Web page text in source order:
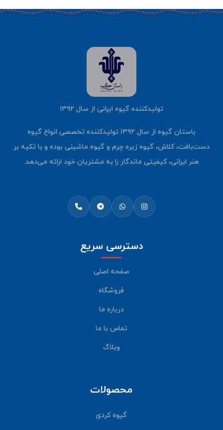
تولیدکننده گیوه ایرانی از سال ۱۳۹۲
باستان گیوه از سال ۱۳۹۲ تولیدکننده تخصصی انواع گیوه
دست‌بافت، کلاش، گیوه زیره چرم و گیوه ماشینی بوده و با تکیه بر
هنر ایرانی، کیفیتی ماندگار را به مشتریان خود ارائه می‌دهد.
دسترسی سریع
صفحه اصلی
فروشگاه
درباره ما
تماس با ما
وبلاگ
محصولات
گیوه کردی